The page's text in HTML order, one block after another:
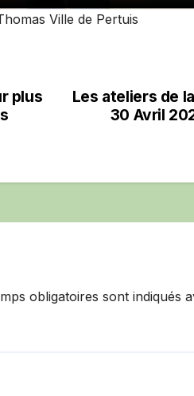
Ville de Pertuis
Les ateliers de
30 Avril
plus
obligatoires sont indiqués